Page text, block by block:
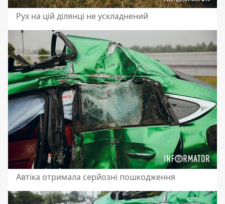
Рух на цій ділянці не ускладнений
Автіка отримала серйозні пошкодження